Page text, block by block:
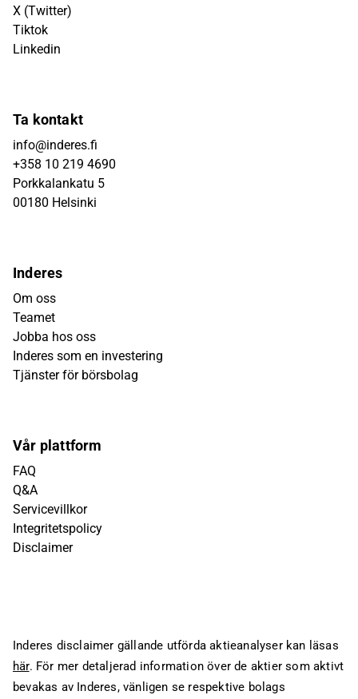
X (Twitter)
Tiktok
Linkedin
Ta kontakt
info@inderes.fi
+358 10 219 4690
Porkkalankatu 5
00180 Helsinki
Inderes
Om oss
Teamet
Jobba hos oss
Inderes som en investering
Tjänster för börsbolag
Vår plattform
FAQ
Q&A
Servicevillkor
Integritetspolicy
Disclaimer
Inderes disclaimer gällande utförda aktieanalyser kan läsas
här. För mer detaljerad information över de aktier som aktivt
bevakas av Inderes, vänligen se respektive bolags